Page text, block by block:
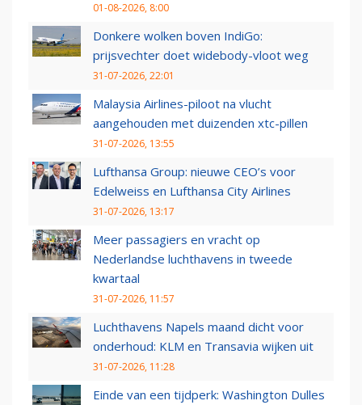
01-08-2026, 8:00
Donkere wolken boven IndiGo:
prijsvechter doet widebody-vloot weg
31-07-2026, 22:01
Malaysia Airlines-piloot na vlucht
aangehouden met duizenden xtc-pillen
31-07-2026, 13:55
Lufthansa Group: nieuwe CEO’s voor
Edelweiss en Lufthansa City Airlines
31-07-2026, 13:17
Meer passagiers en vracht op
Nederlandse luchthavens in tweede
kwartaal
31-07-2026, 11:57
Luchthavens Napels maand dicht voor
onderhoud: KLM en Transavia wijken uit
31-07-2026, 11:28
Einde van een tijdperk: Washington Dulles